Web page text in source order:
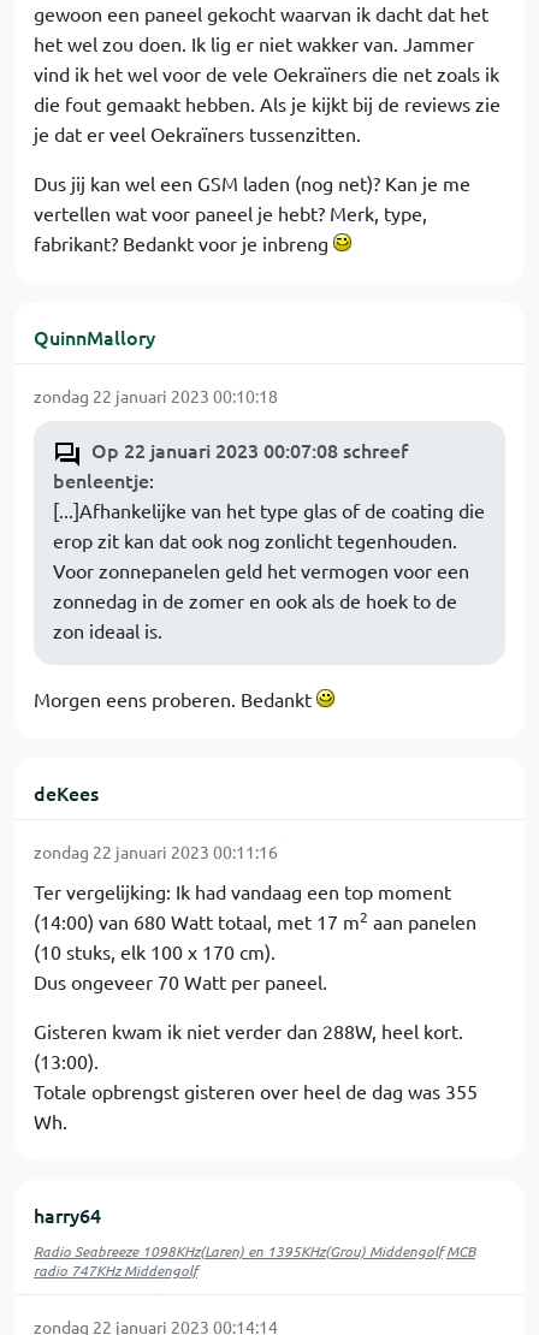
gewoon een paneel gekocht waarvan ik dacht dat het
het wel zou doen. Ik lig er niet wakker van. Jammer
vind ik het wel voor de vele Oekraïners die net zoals ik
die fout gemaakt hebben. Als je kijkt bij de reviews zie
je dat er veel Oekraïners tussenzitten.
Dus jij kan wel een GSM laden (nog net)? Kan je me
vertellen wat voor paneel je hebt? Merk, type,
fabrikant? Bedankt voor je inbreng
QuinnMallory
zondag 22 januari 2023 00:10:18
Op 22 januari 2023 00:07:08 schreef
benleentje:
[...]Afhankelijke van het type glas of de coating die
erop zit kan dat ook nog zonlicht tegenhouden.
Voor zonnepanelen geld het vermogen voor een
zonnedag in de zomer en ook als de hoek to de
zon ideaal is.
Morgen eens proberen. Bedankt
deKees
zondag 22 januari 2023 00:11:16
Ter vergelijking: Ik had vandaag een top moment
(14:00) van 680 Watt totaal, met 17 m2 aan panelen
(10 stuks, elk 100 x 170 cm).
Dus ongeveer 70 Watt per paneel.
Gisteren kwam ik niet verder dan 288W, heel kort.
(13:00).
Totale opbrengst gisteren over heel de dag was 355
Wh.
harry64
Radio Seabreeze 1098KHz(Laren) en 1395KHz(Grou) Middengolf MCB
radio 747KHz Middengolf
zondag 22 januari 2023 00:14:14